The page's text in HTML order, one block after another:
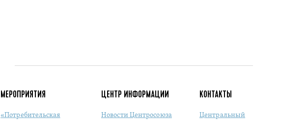
МЕРОПРИЯТИЯ
«Потребительская
ЦЕНТР ИНФОРМАЦИИ
Новости Центросоюза
КОНТАКТЫ
Центральный